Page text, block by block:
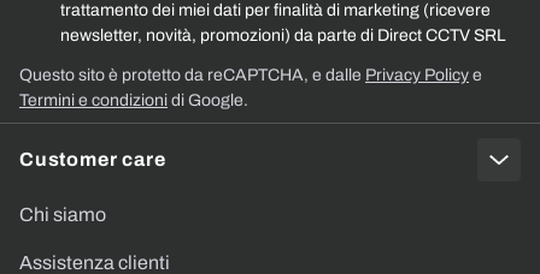
Customer care
Chi siamo
Assistenza clienti
trattamento dei miei dati per finalità di marketing (ricevere
newsletter, novità, promozioni) da parte di Direct CCTV SRL
Questo sito è protetto da reCAPTCHA, e dalle Privacy Policy e
Termini e condizioni di Google.